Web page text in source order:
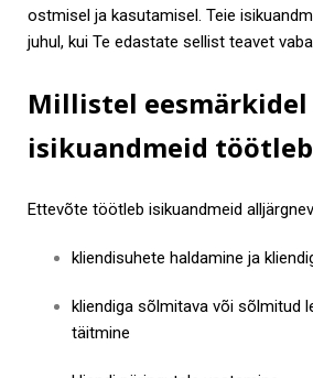
ostmisel ja kasutamisel. Teie
juhul, kui Te edastate sellist teavet
Millistel
isikuandmeid
Ettevõte töötleb isikuandmeid
kliendisuhete haldamine ja
kliendiga sõlmitava või sõlmitud
täitmine